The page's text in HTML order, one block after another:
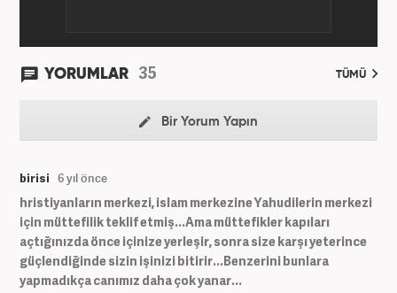
YORUMLAR 35 TÜMÜ
Bir Yorum Yapın
birisi 6 yıl önce
hristiyanların merkezi, islam merkezine Yahudilerin merkezi
için müttefilik teklif etmiş...Ama müttefikler kapıları
açtığınızda önce içinize yerleşir, sonra size karşı yeterince
güçlendiğinde sizin işinizi bitirir...Benzerini bunlara
yapmadıkça canımız daha çok yanar...